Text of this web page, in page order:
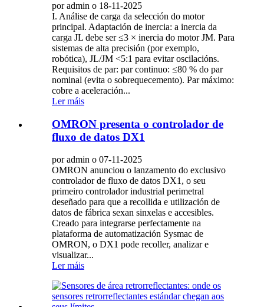
por admin o 18-11-2025
I. Análise de carga da selección do motor
principal. Adaptación de inercia: a inercia da
carga JL debe ser ≤3 × inercia do motor JM. Para
sistemas de alta precisión (por exemplo,
robótica), JL/JM <5:1 para evitar oscilacións.
Requisitos de par: par continuo: ≤80 % do par
nominal (evita o sobrequecemento). Par máximo:
cobre a aceleración...
Ler máis
OMRON presenta o controlador de
fluxo de datos DX1
por admin o 07-11-2025
OMRON anunciou o lanzamento do exclusivo
controlador de fluxo de datos DX1, o seu
primeiro controlador industrial perimetral
deseñado para que a recollida e utilización de
datos de fábrica sexan sinxelas e accesibles.
Creado para integrarse perfectamente na
plataforma de automatización Sysmac de
OMRON, o DX1 pode recoller, analizar e
visualizar...
Ler máis